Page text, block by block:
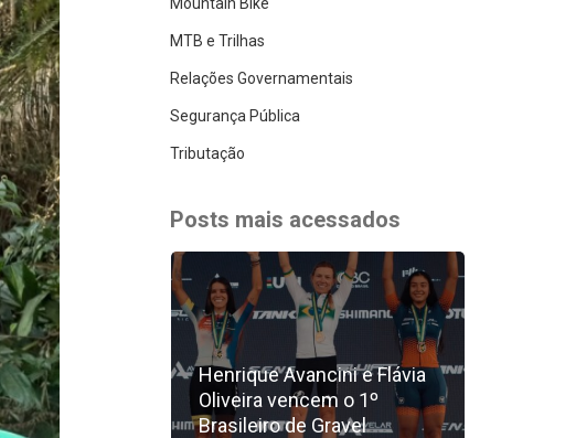
MTB e Trilhas
Relações Governamentais
Segurança Pública
Tributação
Posts mais acessados
Henrique Avancini e Flávia
Oliveira vencem o 1º
Brasileiro de Gravel